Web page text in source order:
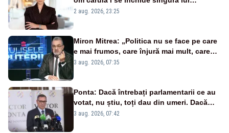
portiță?”
2 aug. 2026, 23:25
Miron Mitrea: „Politica nu se face pe care
e mai frumos, care înjură mai mult, care
țipă mai tare, ci pe proiecte”
3 aug. 2026, 07:35
Ponta: Dacă întrebați parlamentarii ce au
votat, nu știu, toți dau din umeri. Dacă
întrebi de ce au votat pro sau contra, o să
3 aug. 2026, 07:42